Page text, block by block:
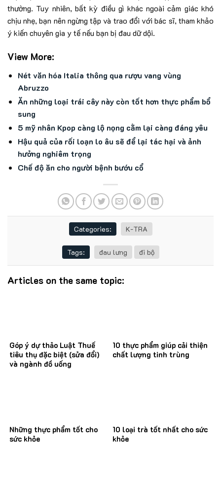
thường. Tuy nhiên, bất kỳ điều gì khác ngoài cảm giác khó
chịu nhẹ, bạn nên ngừng tập và trao đổi với bác sĩ, tham khảo
ý kiến chuyên gia y tế nếu bạn bị đau dữ dội.
View More:
Nét văn hóa Italia thông qua rượu vang vùng
Abruzzo
Ăn những loại trái cây này còn tốt hơn thực phẩm bổ
sung
5 mỹ nhân Kpop càng lộ nọng cằm lại càng đáng yêu
Hậu quả của rối loạn lo âu sẽ để lại tác hại và ảnh
hưởng nghiêm trọng
Chế độ ăn cho người bệnh bướu cổ
Categories: K-TRA
Tags: đau lưng đi bộ
Articles on the same topic:
Góp ý dự thảo Luật Thuế
tiêu thụ đặc biệt (sửa đổi)
và ngành đồ uống
10 thực phẩm giúp cải thiện
chất lượng tinh trùng
Những thực phẩm tốt cho
sức khỏe
10 loại trà tốt nhất cho sức
khỏe